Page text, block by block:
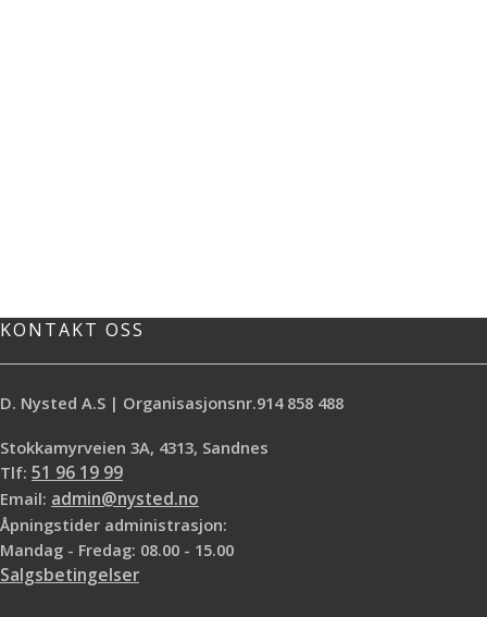
KONTAKT OSS
D. Nysted A.S | Organisasjonsnr.914 858 488
Stokkamyrveien 3A, 4313, Sandnes
Tlf: 51 96 19 99
Email: admin@nysted.no
Åpningstider administrasjon:
Mandag - Fredag: 08.00 - 15.00
Salgsbetingelser